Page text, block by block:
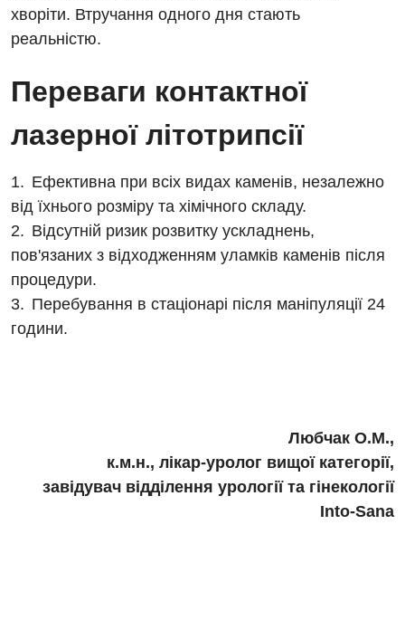
Для дітей
Дитяча гастроентерологія
Дитяча гінекологія
Дитяча ендокринологія
Дитяча кардіоревматологія
Дитяча неврологія
Дитяча ортопедія і травматологія
Дитяча оториноларингологія
хворіти. Втручання одного дня стають
реальністю.
Переваги контактної
лазерної літотрипсії
Ефективна при всіх видах каменів, незалежно
від їхнього розміру та хімічного складу.
Відсутній ризик розвитку ускладнень,
пов'язаних з відходженням уламків каменів після
процедури.
Перебування в стаціонарі після маніпуляції 24
години.
Любчак O.М.,
к.м.н., лікар-уролог вищої категорії,
завідувач відділення урології та гінекології
Into-Sana